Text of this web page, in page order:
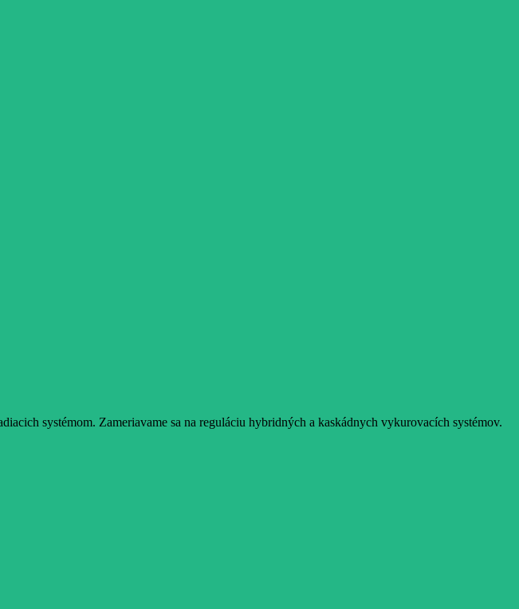
systémom. Zameriavame sa na reguláciu hybridných a kaskádnych vykurovacích systémov.